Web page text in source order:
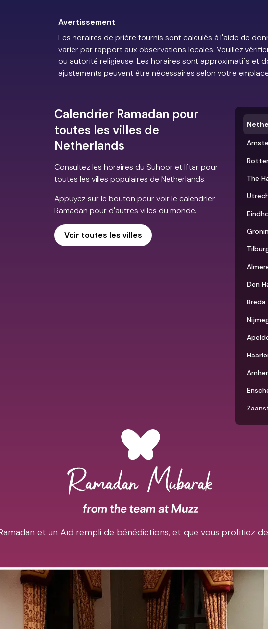
Avertissement
Les horaires de prière fournis sont calculés à l'aide de
varier par rapport aux observations locales. Veuillez
ou autorité religieuse. Les horaires sont approximatifs et
ajustements peuvent être nécessaires selon votre
Calendrier Ramadan pour
toutes les villes de
Netherlands
Consultez les horaires du Suhoor et Iftar pour
toutes les villes populaires de Netherlands.
Appuyez sur le bouton pour voir le calendrier
Ramadan pour d'autres villes du monde.
Voir toutes les villes
The
Den
Breda
et un Aïd rempli de bénédictions, et que vous